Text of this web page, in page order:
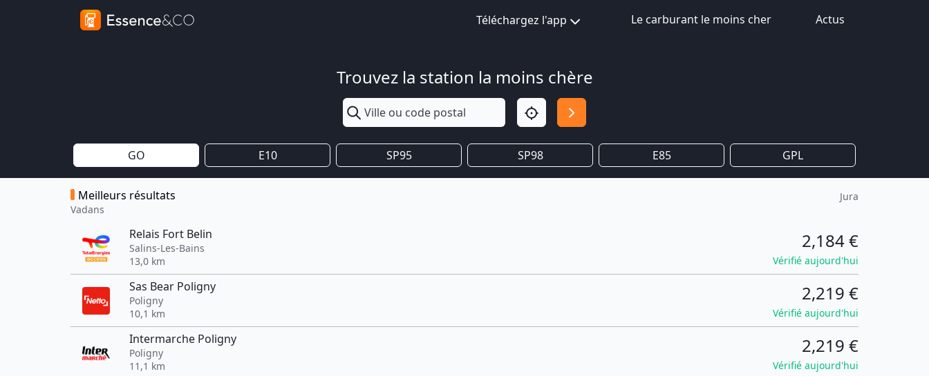
Téléchargez l'app Le carburant le moins cher Actus
Trouvez la station la moins chère
GO E10 SP95 SP98 E85 GPL
Meilleurs résultats
Vadans
Jura
Relais Fort Belin
Salins-Les-Bains
13,0 km
2,184 €
Vérifié aujourd'hui
Sas Bear Poligny
Poligny
10,1 km
2,219 €
Vérifié aujourd'hui
Intermarche Poligny
Poligny
11,1 km
2,219 €
Vérifié aujourd'hui